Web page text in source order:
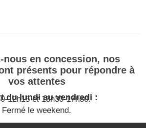
nous en concession, nos
présents pour répondre à
vos attentes
du lundi au vendredi :
12h15 et 13h30-17h30.
Fermé le weekend.